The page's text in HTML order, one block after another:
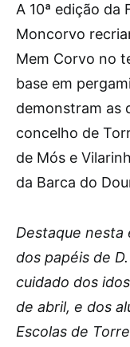
A 10ª edição da
Moncorvo
Mem Corvo no
base em
demonstram as
concelho de
de Mós e
da Barca do
Destaque nesta
dos papéis de
cuidado dos
de abril, e dos
Escolas de